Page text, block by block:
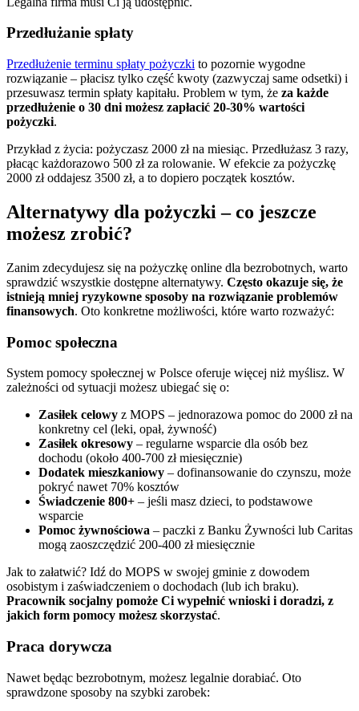
Przedłużanie spłaty
Przedłużenie terminu spłaty pożyczki to pozornie wygodne
rozwiązanie – płacisz tylko część kwoty (zazwyczaj same odsetki) i
przesuwasz termin spłaty kapitału. Problem w tym, że za każde
przedłużenie o 30 dni możesz zapłacić 20-30% wartości
pożyczki.
Przykład z życia: pożyczasz 2000 zł na miesiąc. Przedłużasz 3 razy,
płacąc każdorazowo 500 zł za rolowanie. W efekcie za pożyczkę
2000 zł oddajesz 3500 zł, a to dopiero początek kosztów.
Alternatywy dla pożyczki – co jeszcze
możesz zrobić?
Zanim zdecydujesz się na pożyczkę online dla bezrobotnych, warto
sprawdzić wszystkie dostępne alternatywy. Często okazuje się, że
istnieją mniej ryzykowne sposoby na rozwiązanie problemów
finansowych. Oto konkretne możliwości, które warto rozważyć:
Pomoc społeczna
System pomocy społecznej w Polsce oferuje więcej niż myślisz. W
zależności od sytuacji możesz ubiegać się o:
Zasiłek celowy z MOPS – jednorazowa pomoc do 2000 zł na
konkretny cel (leki, opał, żywność)
Zasiłek okresowy – regularne wsparcie dla osób bez
dochodu (około 400-700 zł miesięcznie)
Dodatek mieszkaniowy – dofinansowanie do czynszu, może
pokryć nawet 70% kosztów
Świadczenie 800+ – jeśli masz dzieci, to podstawowe
wsparcie
Pomoc żywnościowa – paczki z Banku Żywności lub Caritas
mogą zaoszczędzić 200-400 zł miesięcznie
Jak to załatwić? Idź do MOPS w swojej gminie z dowodem
osobistym i zaświadczeniem o dochodach (lub ich braku).
Pracownik socjalny pomoże Ci wypełnić wnioski i doradzi, z
jakich form pomocy możesz skorzystać.
Praca dorywcza
Nawet będąc bezrobotnym, możesz legalnie dorabiać. Oto
sprawdzone sposoby na szybki zarobek: